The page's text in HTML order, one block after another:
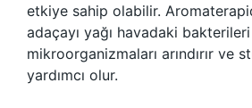
etkiye sahip olabilir.
adaçayı yağı havadaki
mikroorganizmaları arındırır ve
yardımcı olur.